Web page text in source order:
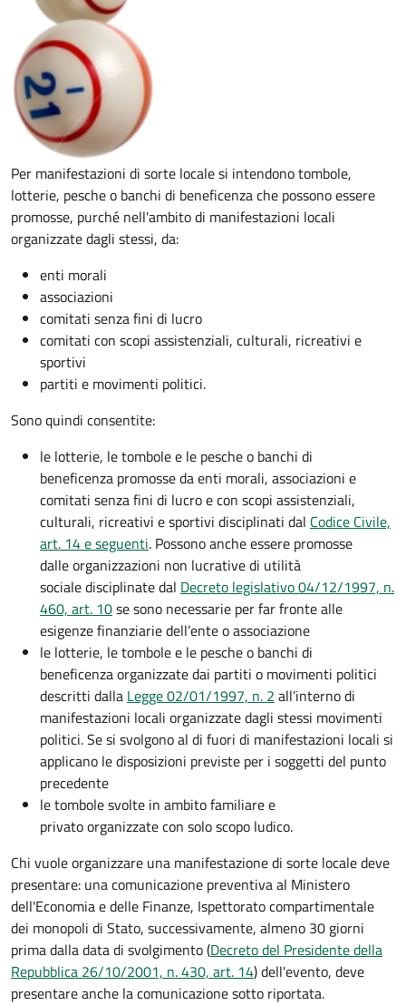
Per manifestazioni di sorte locale si intendono tombole,
lotterie, pesche o banchi di beneficenza che possono essere
promosse, purché nell'ambito di manifestazioni locali
organizzate dagli stessi, da:
enti morali
associazioni
comitati senza fini di lucro
comitati con scopi assistenziali, culturali, ricreativi e
sportivi
partiti e movimenti politici.
Sono quindi consentite:
le lotterie, le tombole e le pesche o banchi di
beneficenza promosse da enti morali, associazioni e
comitati senza fini di lucro e con scopi assistenziali,
culturali, ricreativi e sportivi disciplinati dal Codice Civile,
art. 14 e seguenti. Possono anche essere promosse
dalle organizzazioni non lucrative di utilità
sociale disciplinate dal Decreto legislativo 04/12/1997, n.
460, art. 10se sono necessarie per far fronte alle
esigenze finanziarie dell’ente o associazione
le lotterie, le tombole e le pesche o banchi di
beneficenza organizzate dai partiti o movimenti politici
descritti dalla Legge 02/01/1997, n. 2 all’interno di
manifestazioni locali organizzate dagli stessi movimenti
politici. Se si svolgono al di fuori di manifestazioni locali si
applicano le disposizioni previste per i soggetti del punto
precedente
le tombole svolte in ambito familiare e
privato organizzate con solo scopo ludico.
Chi vuole organizzare una manifestazione di sorte locale deve
presentare: una comunicazione preventiva al Ministero
dell'Economia e delle Finanze, Ispettorato compartimentale
dei monopoli di Stato, successivamente, almeno 30 giorni
prima dalla data di svolgimento (Decreto del Presidente della
Repubblica 26/10/2001, n. 430, art. 14) dell'evento, deve
presentare anche la comunicazione sotto riportata.